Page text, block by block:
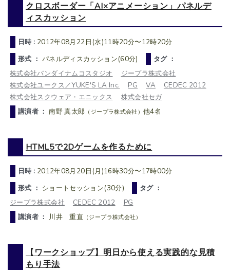
クロスボーダー「AI×アニメーション」パネルデ
ィスカッション
日時 : 2012年08月22日(水)11時20分〜12時20分
形式 ： パネルディスカッション(60分)
タグ ：
株式会社バンダイナムコスタジオ
ジープラ株式会社
株式会社ユークス／YUKE'S LA Inc.
PG VA
CEDEC 2012
株式会社スクウェア・エニックス
株式会社セガ
講演者 ：南野 真太郎 （ジープラ株式会社）他4名
HTML5で2Dゲームを作るために
日時 : 2012年08月20日(月)16時30分〜17時00分
形式 ： ショートセッション(30分)
タグ ：
ジープラ株式会社
CEDEC 2012
PG
講演者 ： 川井 重直 （ジープラ株式会社）
【ワークショップ】明日から使える実践的な見積
もり手法